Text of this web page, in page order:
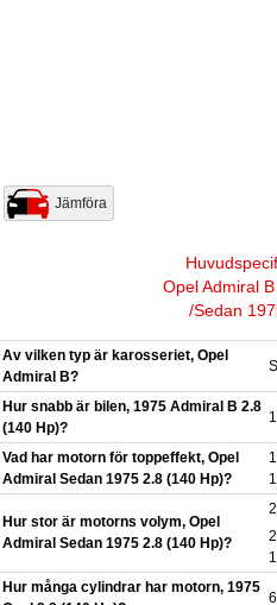
Jämföra
Opel Admiral
/Sedan
Av vilken typ är karosseriet, Opel
Admiral B?
Hur snabb är bilen, 1975 Admiral B 2.8
(140 Hp)?
Vad har motorn för toppeffekt, Opel
Admiral Sedan 1975 2.8 (140 Hp)?
Hur stor är motorns volym, Opel
Admiral Sedan 1975 2.8 (140 Hp)?
Hur många cylindrar har motorn, 1975